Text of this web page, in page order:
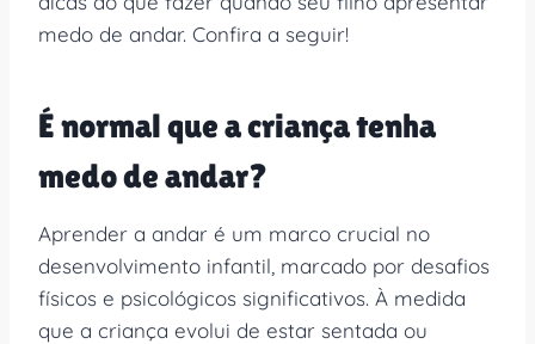
medo de andar. Confira a seguir!
É normal que a criança tenha
medo de andar?
Aprender a andar é um marco crucial no
desenvolvimento infantil, marcado por desafios
físicos e psicológicos significativos. À medida
que a criança evolui de estar sentada ou